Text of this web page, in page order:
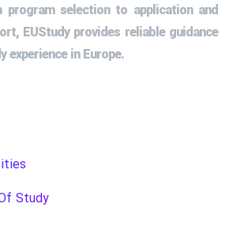
program selection to application and
EUStudy provides reliable guidance
experience in Europe.
Study